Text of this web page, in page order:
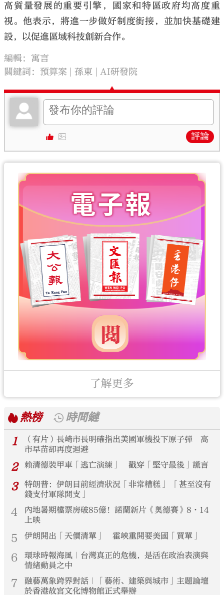
高質量發展的重要引擎，國家和特區政府均高度重
視。他表示，將進一步做好制度銜接，並加快基礎建
設，以促進區域科技創新合作。
編輯：寓言
關鍵詞：預算案 孫東 AI研發院
評論
了解更多
熱榜
時間鏈
1
（有片）長崎市長明確指出美國軍機投下原子彈 高
市早苗卻再度迴避
2 賴清德裝甲車「逃亡演練」 戳穿「堅守最後」謊言
3
特朗普：伊朗目前經濟狀況「非常糟糕」 「甚至沒有
錢支付軍隊開支」
4
內地暑期檔票房破85億！諾蘭新片《奧德賽》8·14
上映
5 伊朗開出「天價清單」 霍峽重開要美國「買單」
6
環球時報海風｜台灣真正的危機，是活在政治表演與
情緒動員之中
7
融藝萬象跨界對話｜「藝術、建築與城市」主題論壇
於香港故宮文化博物館正式舉辦